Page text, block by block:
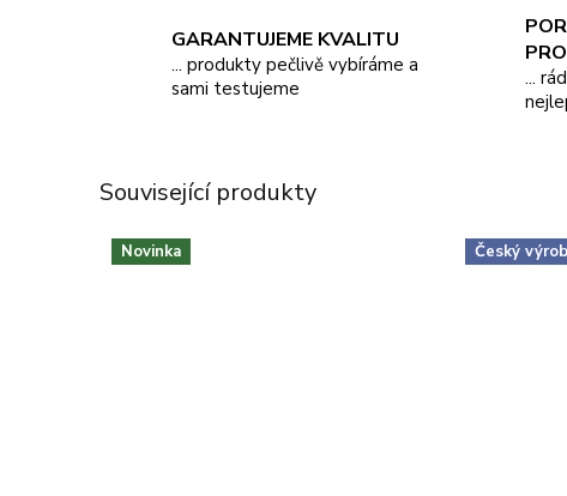
GARANTUJEME KVALITU
... produkty pečlivě vybíráme a
sami testujeme
...
Související produkty
Novinka Český